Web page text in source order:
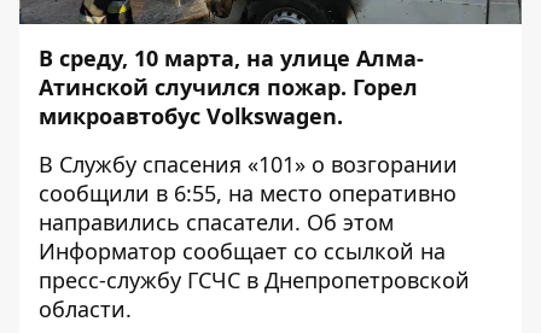
В среду, 10 марта, на улице Алма-
Атинской случился пожар. Горел
микроавтобус Volkswagen.
В Службу спасения «101» о возгорании
сообщили в 6:55, на место оперативно
направились спасатели. Об этом
Информатор сообщает со ссылкой на
пресс-службу ГСЧС в Днепропетровской
области.